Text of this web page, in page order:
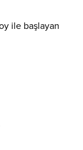
ile başlayan